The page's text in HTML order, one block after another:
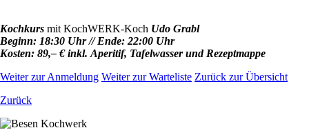
Kochkurs mit KochWERK-Koch Udo Grabl
Beginn: 18:30 Uhr // Ende: 22:00 Uhr
Kosten: 89,– € inkl. Aperitif, Tafelwasser und Rezeptmappe
Weiter zur Anmeldung Weiter zur Warteliste Zurück zur Übersicht
Zurück